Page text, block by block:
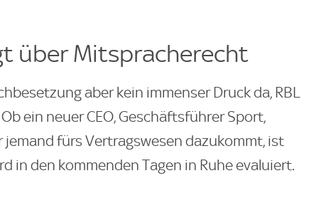
über Mitspracherecht
aber kein immenser Druck da, RBL
ein neuer CEO, Geschäftsführer Sport,
fürs Vertragswesen dazukommt, ist
in den kommenden Tagen in Ruhe evaluiert.